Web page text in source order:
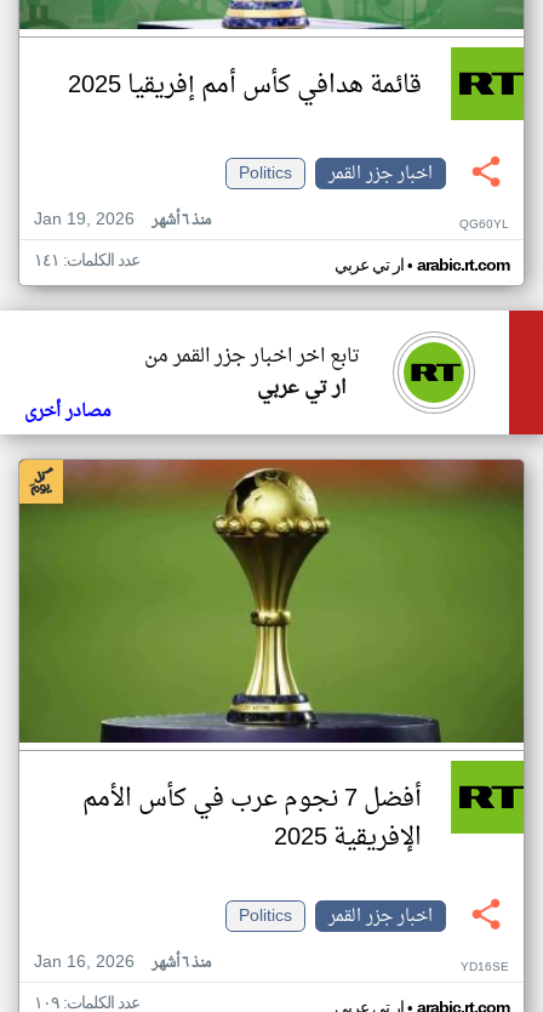
قائمة هدافي كأس أمم إفريقيا 2025
اخبار جزر القمر
Politics
Jan 19, 2026
منذ ٦ أشهر QG60YL
ار تي عربي• arabic.rt.com عدد الكلمات: ١٤١
تابع اخر اخبار جزر القمر من
ار تي عربي
مصادر أخرى
أفضل 7 نجوم عرب في كأس الأمم
الإفريقية 2025
اخبار جزر القمر
Politics
Jan 16, 2026
منذ ٦ أشهر YD16SE
ار تي عربي arabic.rt.com عدد الكلمات: ١٠٩